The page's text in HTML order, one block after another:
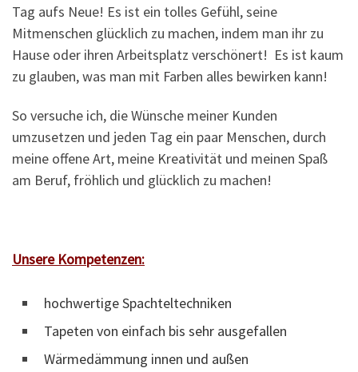
Tag aufs Neue! Es ist ein tolles Gefühl, seine
Mitmenschen glücklich zu machen, indem man ihr zu
Hause oder ihren Arbeitsplatz verschönert! Es ist kaum
zu glauben, was man mit Farben alles bewirken kann!
So versuche ich, die Wünsche meiner Kunden
umzusetzen und jeden Tag ein paar Menschen, durch
meine offene Art, meine Kreativität und meinen Spaß
am Beruf, fröhlich und glücklich zu machen!
Unsere Kompetenzen:
hochwertige Spachteltechniken
Tapeten von einfach bis sehr ausgefallen
Wärmedämmung innen und außen